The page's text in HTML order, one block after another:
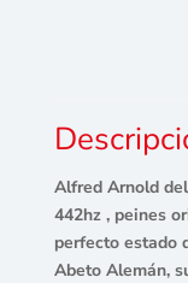
Alfred Arnold
442hz , peines
perfecto estado
Abeto Alemán,